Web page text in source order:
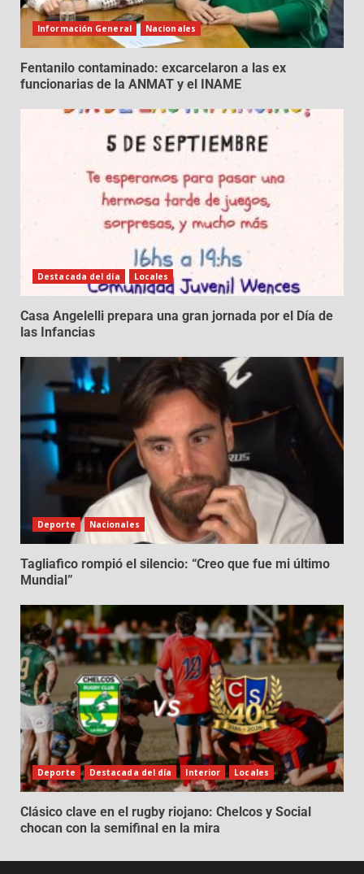
Información General Nacionales
Fentanilo contaminado: excarcelaron a las ex
funcionarias de la ANMAT y el INAME
Destacada del día Locales
Casa Angelelli prepara una gran jornada por el Día de
las Infancias
Deporte Nacionales
Tagliafico rompió el silencio: “Creo que fue mi último
Mundial”
Deporte Destacada del día Interior Locales
Clásico clave en el rugby riojano: Chelcos y Social
chocan con la semifinal en la mira